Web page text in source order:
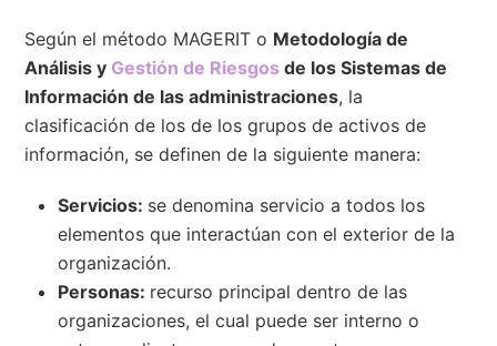
Según el método MAGERIT o Metodología de
Análisis y Gestión de Riesgos de los Sistemas de
Información de las administraciones, la
clasificación de los de los grupos de activos de
información, se definen de la siguiente manera:
Servicios: se denomina servicio a todos los
elementos que interactúan con el exterior de la
organización.
Personas: recurso principal dentro de las
organizaciones, el cual puede ser interno o